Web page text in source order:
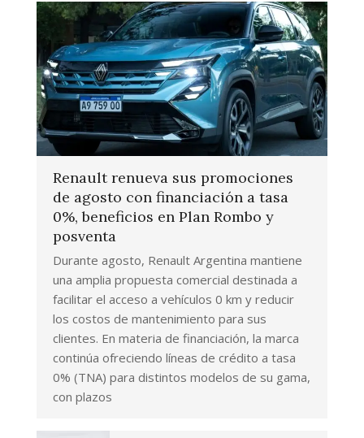
Renault renueva sus promociones
de agosto con financiación a tasa
0%, beneficios en Plan Rombo y
posventa
Durante agosto, Renault Argentina mantiene
una amplia propuesta comercial destinada a
facilitar el acceso a vehículos 0 km y reducir
los costos de mantenimiento para sus
clientes. En materia de financiación, la marca
continúa ofreciendo líneas de crédito a tasa
0% (TNA) para distintos modelos de su gama,
con plazos